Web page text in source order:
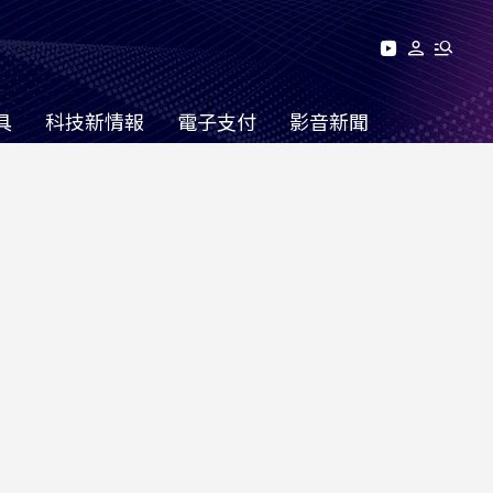
科技新情報 電子支付 影音新聞